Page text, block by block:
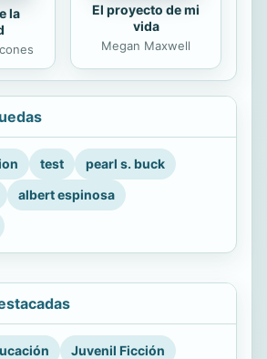
la
El proyecto de mi
vida
Megan Maxwell
test
pearl s. buck
albert espinosa
Juvenil Ficción